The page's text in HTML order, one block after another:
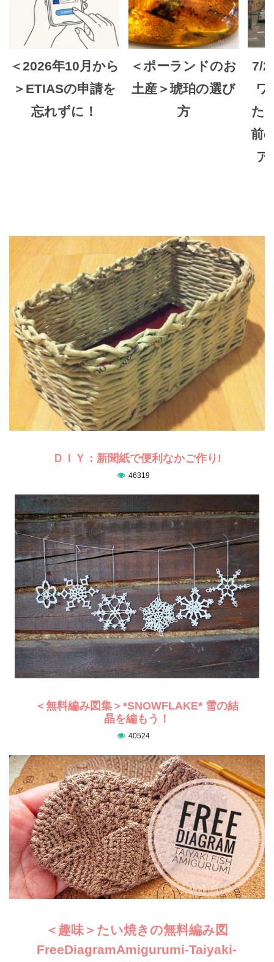
＜2026年10月から
＞ETIASの申請を
忘れずに！
＜ポーランドのお
土産＞琥珀の選び
方
7/
ワ
た
前
ア
ＤＩＹ：新聞紙で便利なかご作り!
46319
＜無料編み図集＞*SNOWFLAKE* 雪の結
晶を編もう！
40524
＜趣味＞たい焼きの無料編み図
FreeDiagramAmigurumi-Taiyaki-